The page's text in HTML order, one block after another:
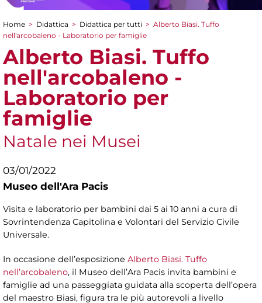
Tu sei qui
Home > Didattica > Didattica per tutti > Alberto Biasi. Tuffo
nell'arcobaleno - Laboratorio per famiglie
Alberto Biasi. Tuffo
nell'arcobaleno -
Laboratorio per
famiglie
Natale nei Musei
03/01/2022
Museo dell'Ara Pacis
Visita e laboratorio per bambini dai 5 ai 10 anni a cura di
Sovrintendenza Capitolina e Volontari del Servizio Civile
Universale.
In occasione dell’esposizione Alberto Biasi. Tuffo
nell’arcobaleno, il Museo dell’Ara Pacis invita bambini e
famiglie ad una passeggiata guidata alla scoperta dell’opera
del maestro Biasi, figura tra le più autorevoli a livello